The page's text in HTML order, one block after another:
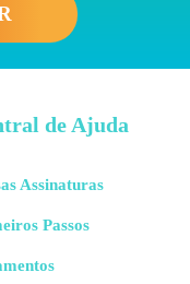
de Ajuda
Assinaturas
Passos